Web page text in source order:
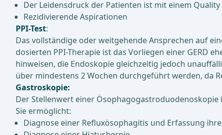
Der Leidensdruck der Patienten ist mit einem
Rezidivierende Aspirationen
PPI-Test:
Das vollständige oder weitgehende Ansprechen auf
dosierten PPI-Therapie ist das Vorliegen einer GERD
hinweisen, die Endoskopie gleichzeitig jedoch
über mindestens 2 Wochen durchgeführt werden, da
Gastroskopie:
Der Stellenwert einer
Sie ermöglicht:
Diagnose einer Refluxösophagitis und Erfassung